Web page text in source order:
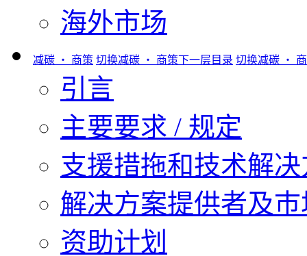
海外市场
减碳 ‧ 商策 切换减碳 ‧ 商策下一层目录 切换减碳 ‧
引言
主要要求 / 规定
支援措拖和技术解
解决方案提供者及
资助计划